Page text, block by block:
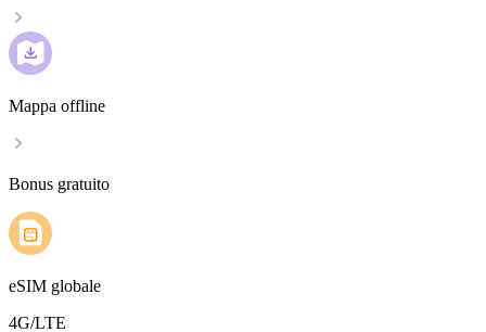
Mappa offline
Bonus gratuito
eSIM globale
4G/LTE